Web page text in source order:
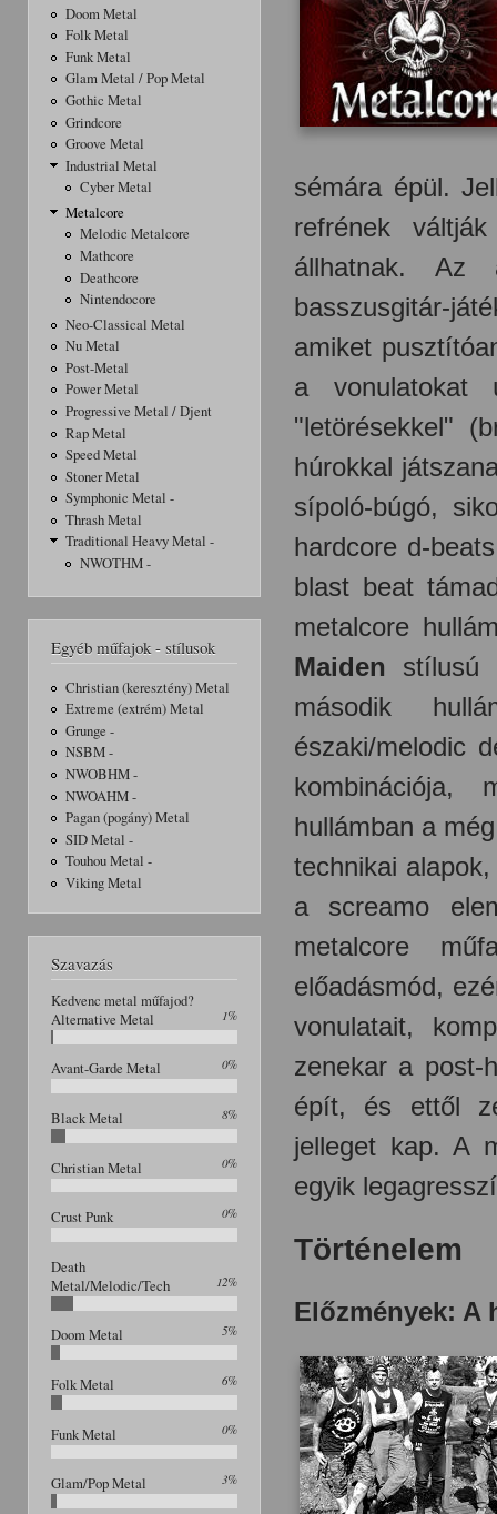
Doom Metal
Folk Metal
Funk Metal
Glam Metal / Pop Metal
Gothic Metal
Grindcore
Groove Metal
Industrial Metal
Cyber Metal
Metalcore
Melodic Metalcore
Mathcore
Deathcore
Nintendocore
Neo-Classical Metal
Nu Metal
Post-Metal
Power Metal
Progressive Metal / Djent
Rap Metal
Speed Metal
Stoner Metal
Symphonic Metal -
Thrash Metal
Traditional Heavy Metal -
NWOTHM -
Egyéb műfajok - stílusok
Christian (keresztény) Metal
Extreme (extrém) Metal
Grunge -
NSBM -
NWOBHM -
NWOAHM -
Pagan (pogány) Metal
SID Metal -
Touhou Metal -
Viking Metal
Szavazás
Kedvenc metal műfajod?
Alternative Metal
1%
Avant-Garde Metal 0%
Black Metal 8%
Christian Metal 0%
Crust Punk 0%
Death
Metal/Melodic/Tech
12%
Doom Metal 5%
Folk Metal 6%
Funk Metal 0%
Glam/Pop Metal 3%
sémára épül.
refrének
állhatnak. Az
basszusgitár-
amiket
a vonulatokat
"letörésekkel"
húrokkal
sípoló-búgó,
hardcore d-
blast beat
metalcore
Maiden stílusú
második
északi/melodic
hullámban a
technikai
a screamo
metalcore
előadásmód,
vonulatait,
zenekar a post-
épít, és ettől
jelleget kap. A
egyik
Történelem
Előzmények: A